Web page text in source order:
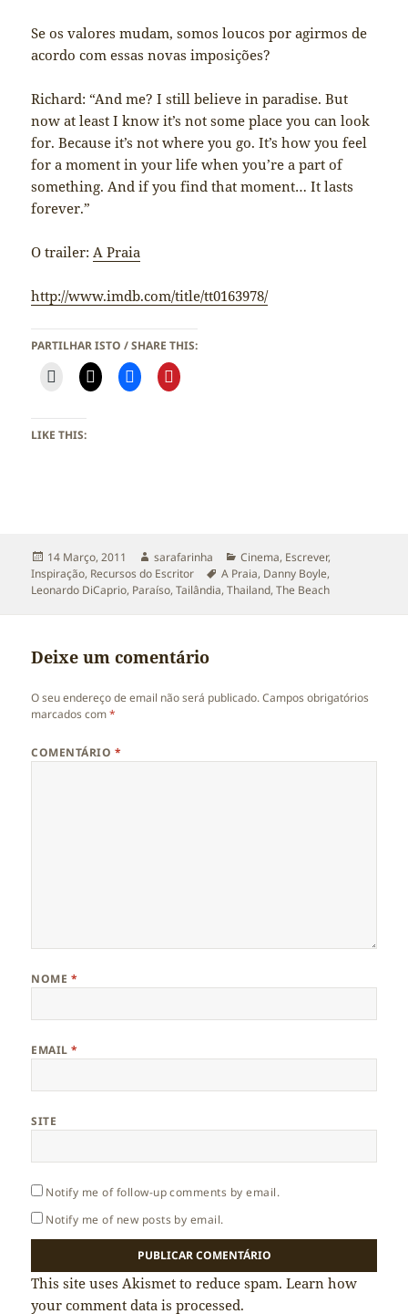
Se os valores mudam, somos loucos por agirmos de
acordo com essas novas imposições?
Richard: “And me? I still believe in paradise. But
now at least I know it’s not some place you can look
for. Because it’s not where you go. It’s how you feel
for a moment in your life when you’re a part of
something. And if you find that moment… It lasts
forever.”
O trailer:A Praia
http://www.imdb.com/title/tt0163978/
PARTILHAR ISTO / SHARE THIS:
LIKE THIS:
Publicado
a
14 Março, 2011 Autor
sarafarinha Categorias
Cinema, Escrever,
Inspiração, Recursos do Escritor Etiquetas
A Praia, Danny Boyle,
Leonardo DiCaprio, Paraíso,Tailândia,Thailand,The Beach
Deixe um comentário
O seu endereço de email não será publicado. Campos obrigatórios
marcados com*
COMENTÁRIO *
NOME *
EMAIL*
SITE
Notify me of follow-up comments by email.
Notify me of new posts by email.
This site uses Akismet to reduce spam.Learn how
your comment data is processed.